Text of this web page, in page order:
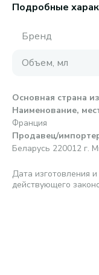
Подробные
Бренд
Объем, мл
Основная страна
Наименование,
Франция
Продавец/
Беларусь 220012 г.
Дата изготовления
действующего